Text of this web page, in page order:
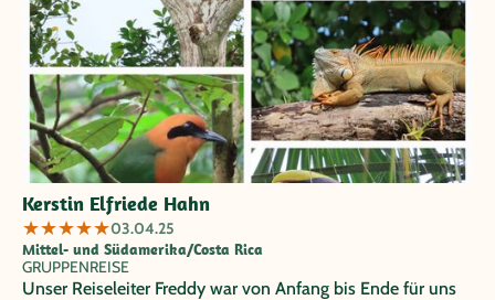
Kerstin Elfriede Hahn
★★★★★03.04.25
Mittel- und Südamerika/Costa Rica
GRUPPENREISE
Unser Reiseleiter Freddy war von Anfang bis Ende für uns